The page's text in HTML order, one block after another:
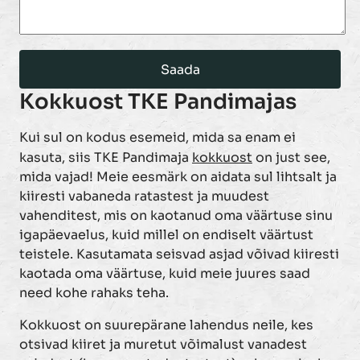
Kokkuost TKE Pandimajas
Kui sul on kodus esemeid, mida sa enam ei
kasuta, siis TKE Pandimaja kokkuoston just see,
mida vajad! Meie eesmärk on aidata sul lihtsalt ja
kiiresti vabaneda ratastest ja muudest
vahenditest, mis on kaotanud oma väärtuse sinu
igapäevaelus, kuid millel on endiselt väärtust
teistele. Kasutamata seisvad asjad võivad kiiresti
kaotada oma väärtuse, kuid meie juures saad
need kohe rahaks teha.
Kokkuost on suurepärane lahendus neile, kes
otsivad kiiret ja muretut võimalust vanadest